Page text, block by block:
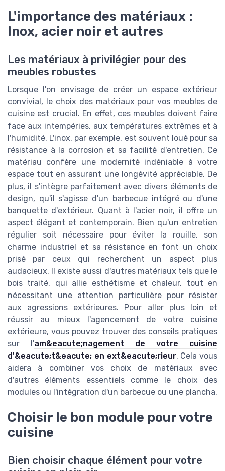
L'importance des matériaux :
Inox, acier noir et autres
Les matériaux à privilégier pour des
meubles robustes
Lorsque l'on envisage de créer un espace extérieur
convivial, le choix des matériaux pour vos meubles de
cuisine est crucial. En effet, ces meubles doivent faire
face aux intempéries, aux températures extrêmes et à
l'humidité. L'inox, par exemple, est souvent loué pour sa
résistance à la corrosion et sa facilité d'entretien. Ce
matériau confère une modernité indéniable à votre
espace tout en assurant une longévité appréciable. De
plus, il s'intègre parfaitement avec divers éléments de
design, qu'il s'agisse d'un barbecue intégré ou d'une
banquette d'extérieur. Quant à l'acier noir, il offre un
aspect élégant et contemporain. Bien qu'un entretien
régulier soit nécessaire pour éviter la rouille, son
charme industriel et sa résistance en font un choix
prisé par ceux qui recherchent un aspect plus
audacieux. Il existe aussi d'autres matériaux tels que le
bois traité, qui allie esthétisme et chaleur, tout en
nécessitant une attention particulière pour résister
aux agressions extérieures. Pour aller plus loin et
réussir au mieux l'agencement de votre cuisine
extérieure, vous pouvez trouver des conseils pratiques
sur l'am&eacute;nagement de votre cuisine
d'&eacute;t&eacute; en ext&eacute;rieur. Cela vous
aidera à combiner vos choix de matériaux avec
d'autres éléments essentiels comme le choix des
modules ou l'intégration d'un barbecue ou une plancha.
Choisir le bon module pour votre
cuisine
Bien choisir chaque élément pour votre